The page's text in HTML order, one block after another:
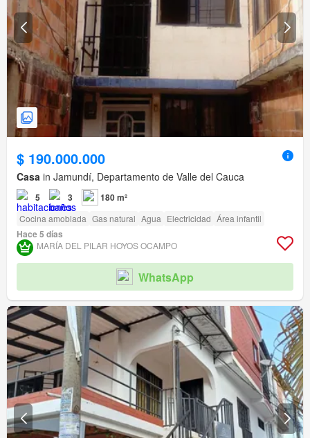
$ 190.000.000
Casa in Jamundí, Departamento de Valle del Cauca
5 3 180 m²
Cocina amoblada Gas natural Agua Electricidad Área infantil
Hace 5 días
MARÍA DEL PILAR HOYOS OCAMPO
WhatsApp